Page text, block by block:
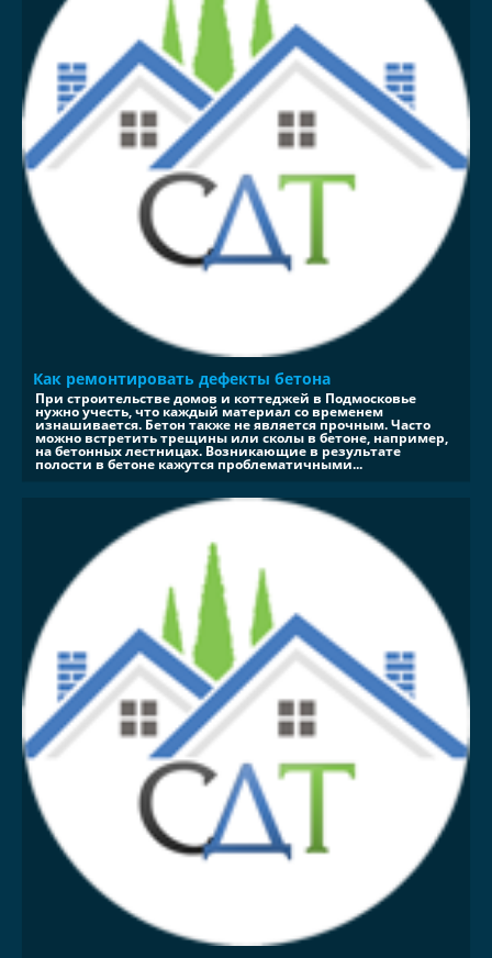
Как ремонтировать дефекты бетона
При строительстве домов и коттеджей в Подмосковье
нужно учесть, что каждый материал со временем
изнашивается. Бетон также не является прочным. Часто
можно встретить трещины или сколы в бетоне, например,
на бетонных лестницах. Возникающие в результате
полости в бетоне кажутся проблематичными...